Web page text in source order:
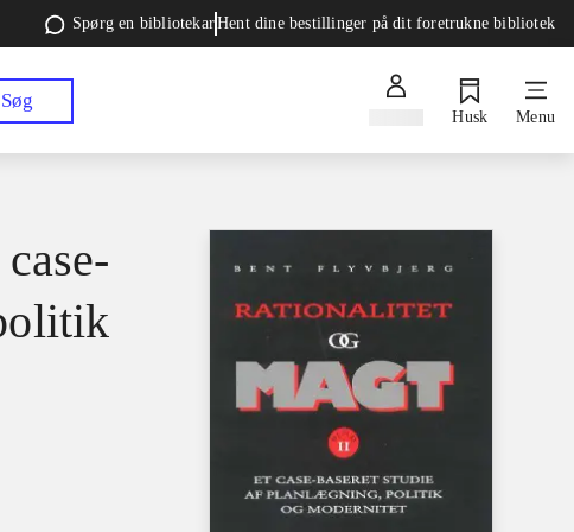
Spørg en bibliotekarHent dine bestillinger på dit foretrukne bibliotek
Søg
Husk Menu